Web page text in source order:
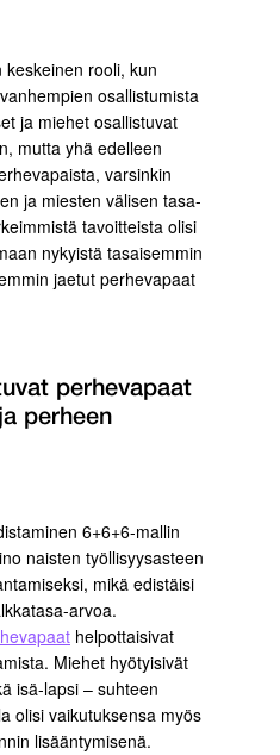
rooli, kun
osallistumista
ja miehet osallistuvat
mutta yhä edelleen
varsinkin
ja miesten välisen tasa-
tavoitteista olisi
nykyistä tasaisemmin
jaetut perhevapaat
perhevapaat
perheen
6+6+6-mallin
naisten työllisyysasteen
mikä edistäisi
arvoa.
helpottaisivat
Miehet hyötyisivät
isä-lapsi – suhteen
olisi vaikutuksensa myös
lisääntymisenä.